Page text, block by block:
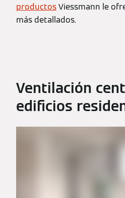
productosViessmann le
más detallados.
Ventilación
edificios